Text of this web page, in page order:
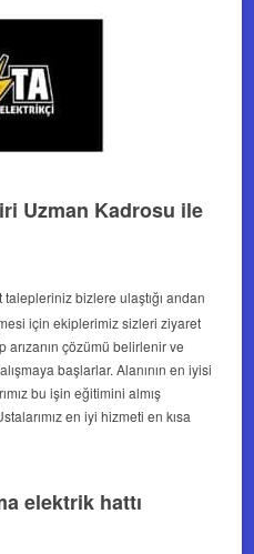
Uzman Kadrosu ile
bizlere ulaştığı andan
için ekiplerimiz sizleri ziyaret
arızanın çözümü belirlenir ve
başlarlar. Alanının en iyisi
bu işin eğitimini almış
en iyi hizmeti en kısa
elektrik hattı